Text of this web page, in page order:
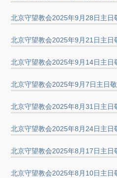
北京守望教会2025年9月28日主日
北京守望教会2025年9月21日主日
北京守望教会2025年9月14日主日
北京守望教会2025年9月7日主日
北京守望教会2025年8月31日主日
北京守望教会2025年8月24日主日
北京守望教会2025年8月17日主日
北京守望教会2025年8月10日主日